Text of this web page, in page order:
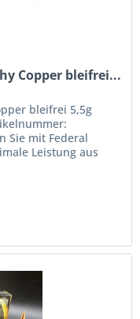
Copper bleifrei...
bleifrei 5,5g
Sie mit Federal
Leistung aus